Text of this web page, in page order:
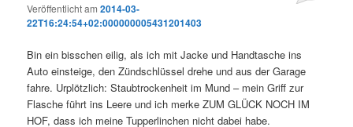
Veröffentlicht am2014-03-
22T16:24:54+02:000000005431201403
Bin ein bisschen eilig, als ich mit Jacke und Handtasche ins
Auto einsteige, den Zündschlüssel drehe und aus der Garage
fahre. Urplötzlich: Staubtrockenheit im Mund – mein Griff zur
Flasche führt ins Leere und ich merke ZUM GLÜCK NOCH IM
HOF, dass ich meine Tupperlinchen nicht dabei habe.